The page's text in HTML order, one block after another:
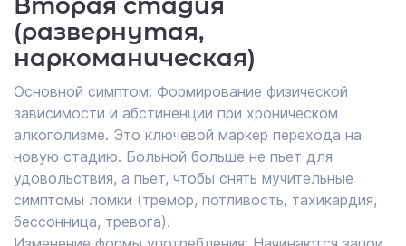
(развернутая,
наркоманическая)
Основной симптом: Формирование физической
зависимости и абстиненции при хроническом
алкоголизме. Это ключевой маркер перехода на
новую стадию. Больной больше не пьет для
удовольствия, а пьет, чтобы снять мучительные
симптомы ломки (тремор, потливость, тахикардия,
бессонница, тревога).